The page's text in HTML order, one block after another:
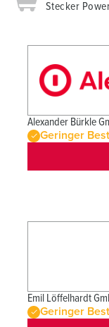
Stecker
Alexander Bürkle
Geringer
Emil Löffelhardt
Geringer